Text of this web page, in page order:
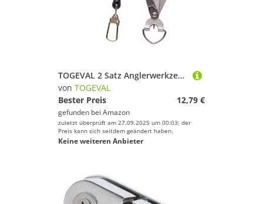
TOGEVAL 2 Satz Anglerwerkzeug mit Scharfem Haken Schärfer Multifunktionalem Schnurtrenner und Faltbarer Edelstahl Schere Kompakt und Langlebig für Präzises Fliegenbinden und Angeln
von TOGEVAL
Bester Preis
12,79 €
gefunden bei Amazon
zuletzt überprüft am 27.09.2025 um 00:03; der
Preis kann sich seitdem geändert haben.
Keine weiteren Anbieter